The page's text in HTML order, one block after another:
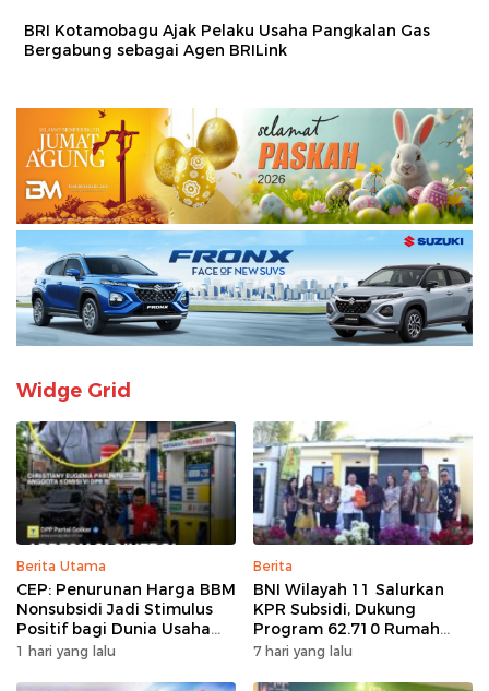
BRI Kotamobagu Ajak Pelaku Usaha Pangkalan Gas
Bergabung sebagai Agen BRILink
Widge Grid
Berita Utama
CEP: Penurunan Harga BBM
Nonsubsidi Jadi Stimulus
Positif bagi Dunia Usaha
dan Pertumbuhan Ekonomi
1 hari yang lalu
Berita
BNI Wilayah 11 Salurkan
KPR Subsidi, Dukung
Program 62.710 Rumah
Bersubsidi
7 hari yang lalu